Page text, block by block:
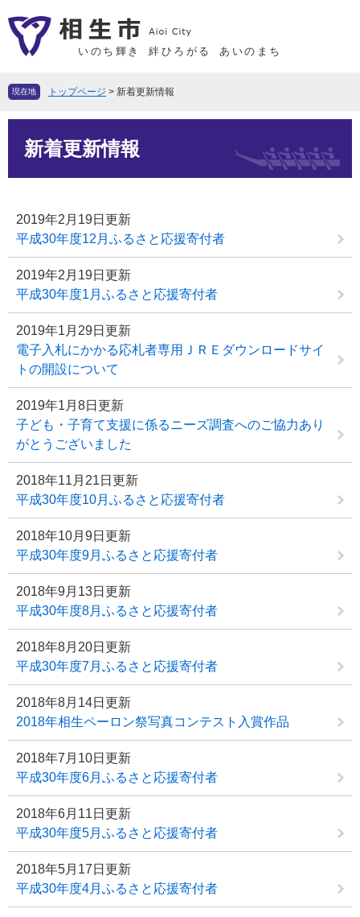
ー
先
ニ
を
いのち輝き 絆ひろがる あいのまち
現在地 トップページ > 新着更新情報
新着更新情報
2019年2月19日更新
平成30年度12月ふるさと応援寄付者
2019年2月19日更新
平成30年度1月ふるさと応援寄付者
2019年1月29日更新
電子入札にかかる応札者専用ＪＲＥダウンロードサイ
トの開設について
2019年1月8日更新
子ども・子育て支援に係るニーズ調査へのご協力あり
がとうございました
2018年11月21日更新
平成30年度10月ふるさと応援寄付者
2018年10月9日更新
平成30年度9月ふるさと応援寄付者
2018年9月13日更新
平成30年度8月ふるさと応援寄付者
2018年8月20日更新
平成30年度7月ふるさと応援寄付者
2018年8月14日更新
2018年相生ペーロン祭写真コンテスト入賞作品
2018年7月10日更新
平成30年度6月ふるさと応援寄付者
2018年6月11日更新
平成30年度5月ふるさと応援寄付者
2018年5月17日更新
平成30年度4月ふるさと応援寄付者